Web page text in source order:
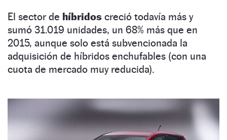
El sector de híbridos creció todavía más y
sumó 31.019 unidades, un 68% más que en
2015, aunque solo está subvencionada la
adquisición de híbridos enchufables (con una
cuota de mercado muy reducida).